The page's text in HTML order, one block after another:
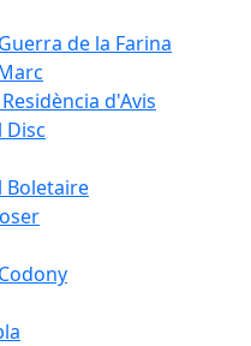
de la Farina
d'Avis
Disc
Boletaire